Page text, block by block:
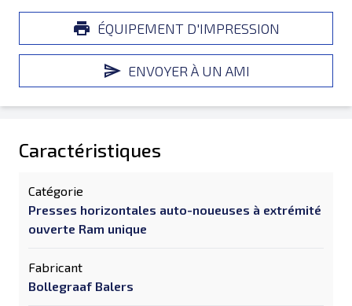
ÉQUIPEMENT D'IMPRESSION
ENVOYER À UN AMI
Caractéristiques
Catégorie
Presses horizontales auto-noueuses à extrémité
ouverte Ram unique
Fabricant
Bollegraaf Balers